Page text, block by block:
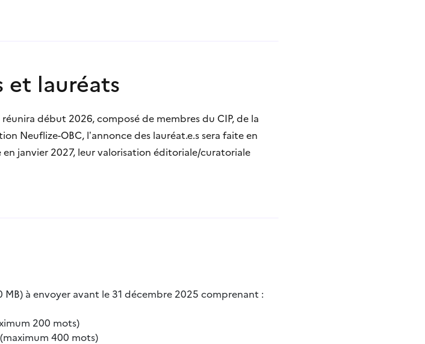
et lauréats
début 2026, composé de membres du CIP, de la
Neuflize-OBC, l’annonce des lauréat.e.s sera faite en
janvier 2027, leur valorisation éditoriale/curatoriale
à envoyer avant le 31 décembre 2025 comprenant :
200 mots)
400 mots)